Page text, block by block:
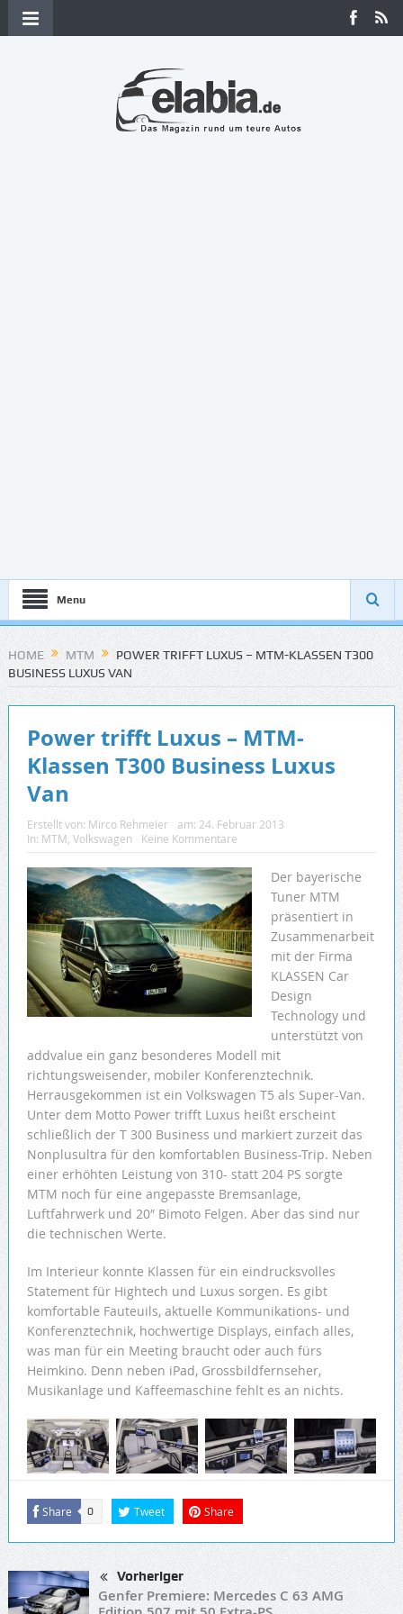
Menu
HOME MTM
POWER TRIFFT LUXUS – MTM-KLASSEN T300
BUSINESS LUXUS VAN
Power trifft Luxus – MTM-
Klassen T300 Business Luxus
Van
Erstellt von: Mirco Rehmeier am: 24. Februar 2013
In: MTM Volkswagen Keine Kommentare
Der bayerische
Tuner MTM
präsentiert in
Zusammenarbeit
mit der Firma
KLASSEN Car
Design
Technology und
unterstützt von
addvalue ein ganz besonderes Modell mit
richtungsweisender, mobiler Konferenztechnik.
Herrausgekommen ist ein Volkswagen T5 als Super-Van.
Unter dem Motto Power trifft Luxus heißt erscheint
schließlich der T 300 Business und markiert zurzeit das
Nonplusultra für den komfortablen Business-Trip. Neben
einer erhöhten Leistung von 310- statt 204 PS sorgte
MTM noch für eine angepasste Bremsanlage,
Luftfahrwerk und 20″ Bimoto Felgen. Aber das sind nur
die technischen Werte.
Im Interieur konnte Klassen für ein eindrucksvolles
Statement für Hightech und Luxus sorgen. Es gibt
komfortable Fauteuils, aktuelle Kommunikations- und
Konferenztechnik, hochwertige Displays, einfach alles,
was man für ein Meeting braucht oder auch fürs
Heimkino. Denn neben iPad, Grossbildfernseher,
Musikanlage und Kaffeemaschine fehlt es an nichts.
Share 0 Tweet Share
Vorheriger
Genfer Premiere: Mercedes C 63 AMG